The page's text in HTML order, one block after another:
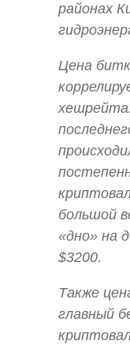
районах
Цена
большой
«дно» на
$3200.
Также
главный